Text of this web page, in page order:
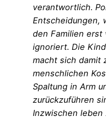
verantwortlich.
Entscheidungen,
den Familien erst
ignoriert. Die
macht sich damit
menschlichen
Spaltung in Arm
zurückzuführen
Inzwischen